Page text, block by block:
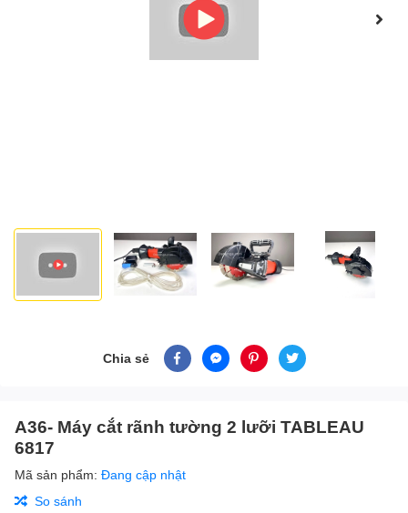
Chia sẻ
A36- Máy cắt rãnh tường 2 lưỡi TABLEAU
6817
Mã sản phẩm: Đang cập nhật
So sánh